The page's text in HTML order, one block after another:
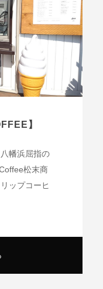
】
幡浜屈指の
松末商
ップコーヒ